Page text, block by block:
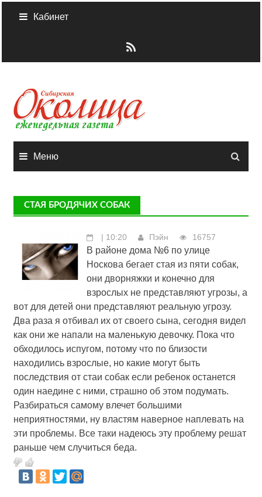
Кабинет
Меню
СТАЯ БРОДЯЧИХ СОБАК
| 10:20 Пэйн 16757
В районе дома №6 по улице
Носкова бегает стая из пяти собак,
они дворняжки и конечно для
взрослых не представляют угрозы, а
вот для детей они представляют реальную угрозу.
Два раза я отбивал их от своего сына, сегодня видел
как они же напали на маленькую девочку. Пока что
обходилось испугом, потому что по близости
находились взрослые, но какие могут быть
последствия от стаи собак если ребенок останется
один наедине с ними, страшно об этом подумать.
Разбираться самому влечет большими
неприятностями, ну властям наверное наплевать на
эти проблемы. Все таки надеюсь эту проблему решат
раньше чем случиться беда.